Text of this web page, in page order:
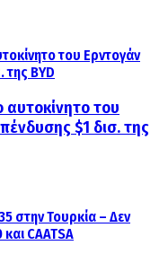
αυτοκίνητο του
$1 δισ. της